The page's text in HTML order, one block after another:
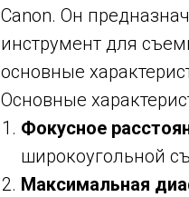
Canon. Он
инструмент для
основные
Основные
Фокусное
широкоугольной
Максимальная